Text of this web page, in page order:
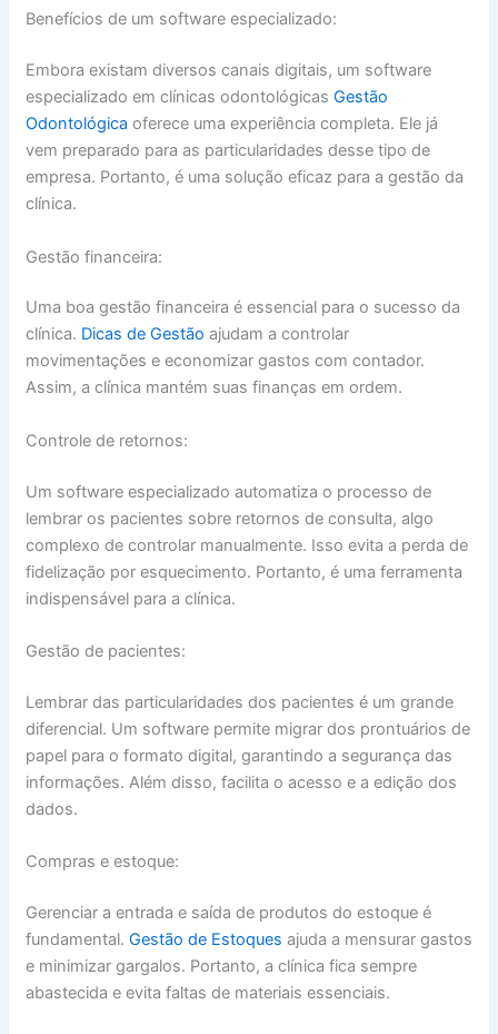
Benefícios de um software especializado:
Embora existam diversos canais digitais, um software
especializado em clínicas odontológicas Gestão
Odontológica oferece uma experiência completa. Ele já
vem preparado para as particularidades desse tipo de
empresa. Portanto, é uma solução eficaz para a gestão da
clínica.
Gestão financeira:
Uma boa gestão financeira é essencial para o sucesso da
clínica. Dicas de Gestão ajudam a controlar
movimentações e economizar gastos com contador.
Assim, a clínica mantém suas finanças em ordem.
Controle de retornos:
Um software especializado automatiza o processo de
lembrar os pacientes sobre retornos de consulta, algo
complexo de controlar manualmente. Isso evita a perda de
fidelização por esquecimento. Portanto, é uma ferramenta
indispensável para a clínica.
Gestão de pacientes:
Lembrar das particularidades dos pacientes é um grande
diferencial. Um software permite migrar dos prontuários de
papel para o formato digital, garantindo a segurança das
informações. Além disso, facilita o acesso e a edição dos
dados.
Compras e estoque:
Gerenciar a entrada e saída de produtos do estoque é
fundamental. Gestão de Estoques ajuda a mensurar gastos
e minimizar gargalos. Portanto, a clínica fica sempre
abastecida e evita faltas de materiais essenciais.